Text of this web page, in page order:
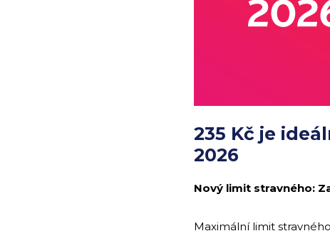
235 Kč je
2026
Nový limit stravného:
Maximální limit